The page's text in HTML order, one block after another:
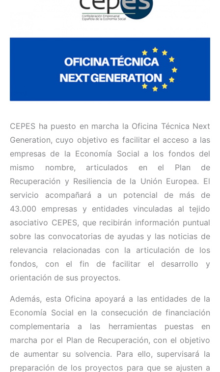
CEPES ha puesto en marcha la Oficina Técnica Next
Generation, cuyo objetivo es facilitar el acceso a las
empresas de la Economía Social a los fondos del
mismo nombre, articulados en el Plan de
Recuperación y Resiliencia de la Unión Europea. El
servicio acompañará a un potencial de más de
43.000 empresas y entidades vinculadas al tejido
asociativo CEPES, que recibirán información puntual
sobre las convocatorias de ayudas y las noticias de
relevancia relacionadas con la articulación de los
fondos, con el fin de facilitar el desarrollo y
orientación de sus proyectos.
Además, esta Oficina apoyará a las entidades de la
Economía Social en la consecución de financiación
complementaria a las herramientas puestas en
marcha por el Plan de Recuperación, con el objetivo
de aumentar su solvencia. Para ello, supervisará la
preparación de los proyectos para que se ajusten a